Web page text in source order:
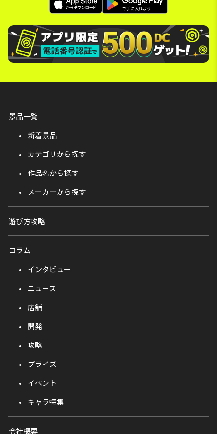
景品一覧
新着景品
カテゴリから探す
作品名から探す
メーカーから探す
遊び方攻略
コラム
インタビュー
ニュース
店舗
開発
攻略
プライズ
イベント
キャラ特集
会社概要